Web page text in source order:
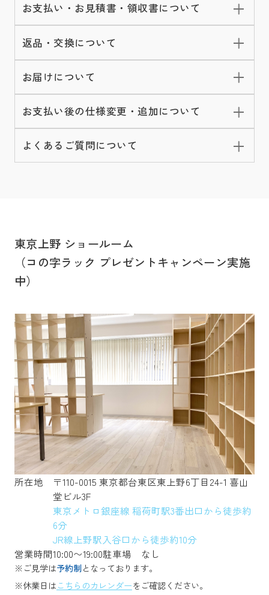
お支払い・お見積書・領収書について
返品・交換について
お届けについて
お支払い後の仕様変更・追加について
よくあるご質問について
東京上野 ショールーム
（コの字ラック プレゼントキャンペーン実施
中）
所在地
〒110-0015 東京都台東区東上野6丁目24-1 喜山
堂ビル3F
東京メトロ銀座線 稲荷町駅3番出口から徒歩約
6分
JR線上野駅入谷口から徒歩約10分
営業時間10:00〜19:00駐車場 なし
※ご見学は予約制となっております。
※休業日はこちらのカレンダーをご確認ください。